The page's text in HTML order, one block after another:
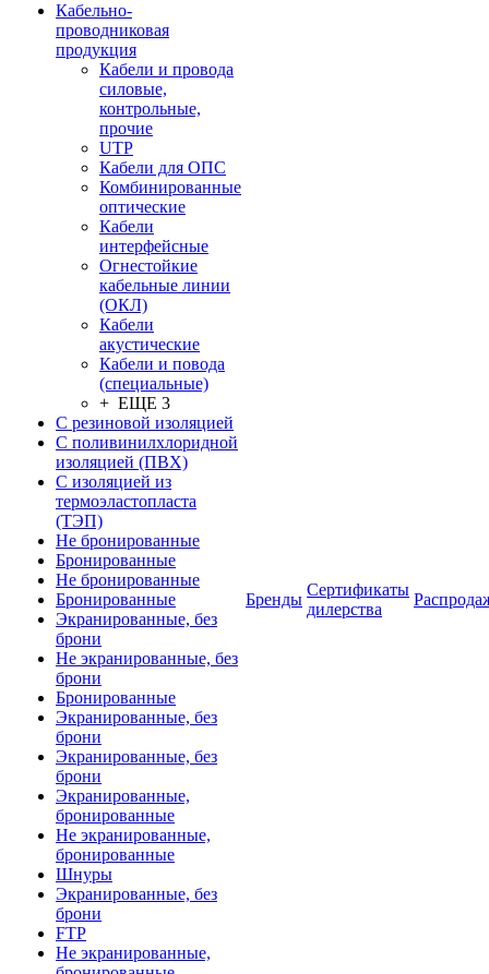
Кабельно-
проводниковая
продукция
Кабели и провода
силовые,
контрольные,
прочие
UTP
Кабели для ОПС
Комбинированные
оптические
Кабели
интерфейсные
Огнестойкие
кабельные линии
(ОКЛ)
Кабели
акустические
Кабели и повода
(специальные)
+ ЕЩЕ 3
С резиновой изоляцией
С поливинилхлоридной
изоляцией (ПВХ)
С изоляцией из
термоэластопласта
(ТЭП)
Не бронированные
Бронированные
Не бронированные
Бронированные
Экранированные, без
брони
Не экранированные, без
брони
Бронированные
Экранированные, без
брони
Экранированные, без
брони
Экранированные,
бронированные
Не экранированные,
бронированные
Шнуры
Экранированные, без
брони
FTP
Не экранированные,
Бренды
Сертификаты
дилерства